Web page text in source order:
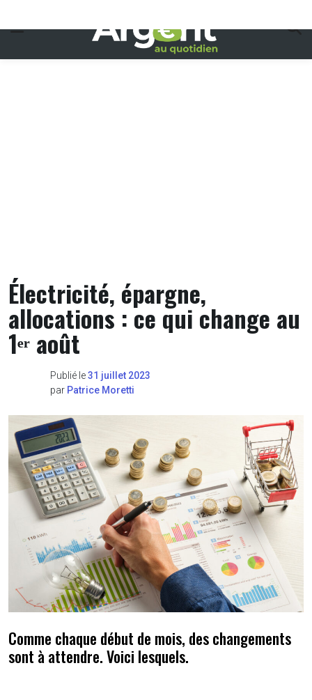
Électricité, épargne,
allocations : ce qui change au
1ᵉʳ août
Publié le31 juillet 2023
par Patrice Moretti
Comme chaque début de mois, des changements
sont à attendre. Voici lesquels.